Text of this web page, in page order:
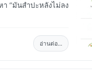
“มันสำปะหลังไม่ลง
อ่านต่อ...